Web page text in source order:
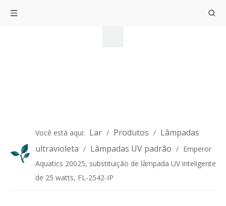
Você está aqui: Lar / Produtos / Lâmpadas
ultravioleta / Lâmpadas UV padrão / Emperor
Aquatics 20025, substituição de lâmpada UV inteligente
de 25 watts, FL-2542-IP